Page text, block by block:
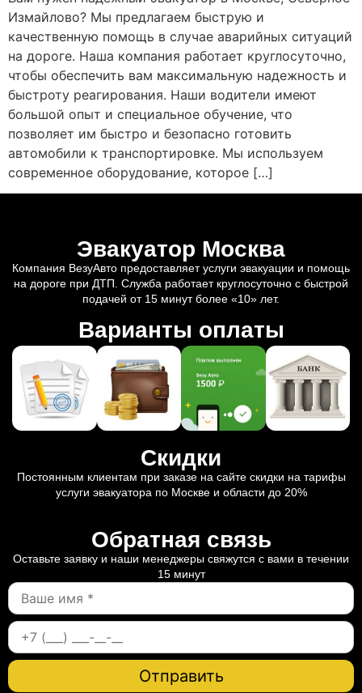
Измайлово? Мы предлагаем быструю и
качественную помощь в случае аварийных ситуаций
на дороге. Наша компания работает круглосуточно,
чтобы обеспечить вам максимальную надежность и
быстроту реагирования. Наши водители имеют
большой опыт и специальное обучение, что
позволяет им быстро и безопасно готовить
автомобили к транспортировке. Мы используем
современное оборудование, которое […]
Эвакуатор Москва
Компания ВезуАвто предоставляет услуги эвакуации и помощь
на дороге при ДТП. Служба работает круглосуточно с быстрой
подачей от 15 минут более «10» лет.
Варианты оплаты
Скидки
Постоянным клиентам при заказе на сайте скидки на тарифы
услуги эвакуатора по Москве и области до 20%
Обратная связь
Оставьте заявку и наши менеджеры свяжутся с вами в течении
15 минут